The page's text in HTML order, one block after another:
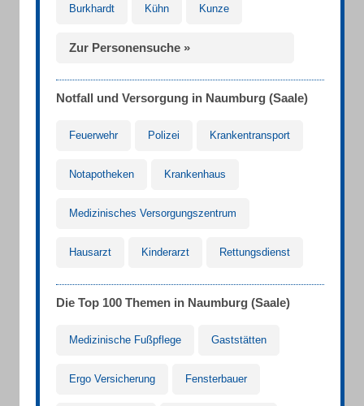
Burkhardt Kühn Kunze
Zur Personensuche »
Notfall und Versorgung in Naumburg (Saale)
Feuerwehr Polizei Krankentransport
Notapotheken Krankenhaus
Medizinisches Versorgungszentrum
Hausarzt Kinderarzt Rettungsdienst
Die Top 100 Themen in Naumburg (Saale)
Medizinische Fußpflege Gaststätten
Ergo Versicherung Fensterbauer